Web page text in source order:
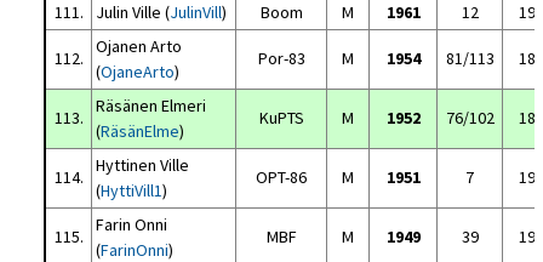
111. Julin Ville (JulinVill) Boom M 1961 12
112.
Ojanen Arto
(OjaneArto)
Por-83 M 1954 81/113
113.
Räsänen Elmeri
(RäsänElme)
KuPTS M 1952 76/102
114.
Hyttinen Ville
(HyttiVill1)
OPT-86 M 1951 7
115.
Farin Onni
(FarinOnni)
MBF M 1949 39